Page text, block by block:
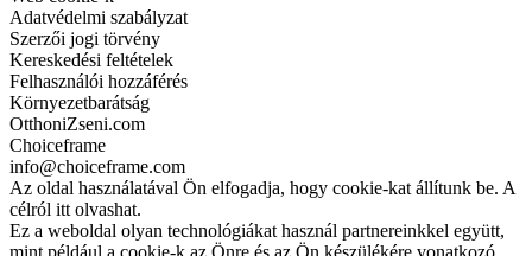
Adatvédelmi szabályzat
Szerzői jogi törvény
Kereskedési feltételek
Felhasználói hozzáférés
Környezetbarátság
OtthoniZseni.com
Choiceframe
info@choiceframe.com
Az oldal használatával Ön elfogadja, hogy cookie-kat állítunk be. A
célról itt olvashat.
Ez a weboldal olyan technológiákat használ partnereinkkel együtt,
mint például a cookie-k az Önre és az Ön készülékére vonatkozó